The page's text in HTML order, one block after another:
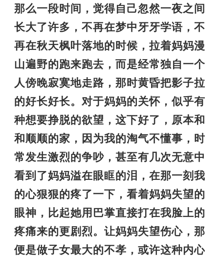
那么一段时间，觉得自己忽然一夜之间
长大了许多，不再在梦中牙牙学语，不
再在秋天枫叶落地的时候，拉着妈妈漫
山遍野的跑来跑去，而是经常独自一个
人傍晚寂寞地走路，那时黄昏把影子拉
的好长好长。对于妈妈的关怀，似乎有
种想要挣脱的欲望，这下好了，原本和
和顺顺的家，因为我的淘气不懂事，时
常发生激烈的争吵，甚至有几次无意中
看到了妈妈溢在眼眶的泪，在那一刻我
的心狠狠的疼了一下，看着妈妈失望的
眼神，比起她用巴掌直接打在我脸上的
疼痛来的更剧烈。让妈妈失望伤心，那
便是做子女最大的不孝，或许这种内心